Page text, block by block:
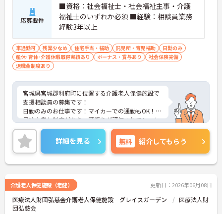
応募要件
■資格：社会福祉士・社会福祉主事・介護
福祉士のいずれか必須 ■経験：相談員業務
経験3年以上
車通勤可 残業少なめ 住宅手当・補助 託児所・育児補助
日勤のみ
産休･育休･介護休暇取得実績あり
ボーナス・賞与あり
社会保険完備
退職金制度あり
宮城県宮城郡利府町に位置する介護老人保健施設で
支援相談員の募集です！
日勤のみのお仕事です！マイカーでの通勤もOK！
昇給や賞与制度があり、頑張りが評価されてしっか
りと還元されます。利用可能な託児施設もあり、小
さなお子さんがいる方でも安心して働くことができ
る環境です！しっかりとしたフォロー体制で、経験
に関わらず安心してスタートできます。
こちらの求人にご興味がございましたら面接のポイ
ます。
詳細を見る 無料 紹介してもらう
介護老人保健施設（老健） 更新日：2026年06月08日
医療法人財団弘慈会介護老人保健施設 グレイスガーデン
医療法人財
団弘慈会